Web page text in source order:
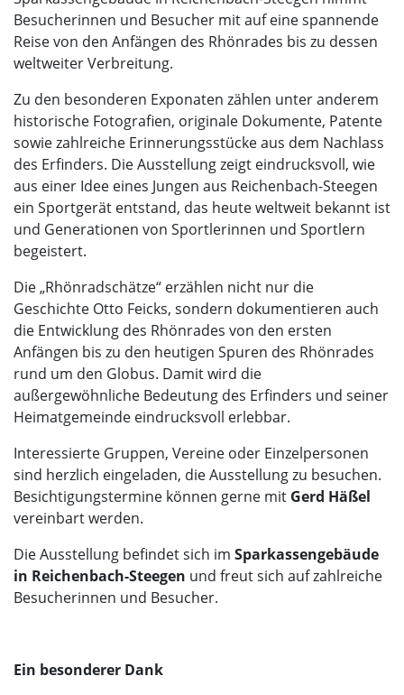
Besucherinnen und Besucher mit auf eine spannende
Reise von den Anfängen des Rhönrades bis zu dessen
weltweiter Verbreitung.
Zu den besonderen Exponaten zählen unter anderem
historische Fotografien, originale Dokumente, Patente
sowie zahlreiche Erinnerungsstücke aus dem Nachlass
des Erfinders. Die Ausstellung zeigt eindrucksvoll, wie
aus einer Idee eines Jungen aus Reichenbach-Steegen
ein Sportgerät entstand, das heute weltweit bekannt ist
und Generationen von Sportlerinnen und Sportlern
begeistert.
Die „Rhönradschätze“ erzählen nicht nur die
Geschichte Otto Feicks, sondern dokumentieren auch
die Entwicklung des Rhönrades von den ersten
Anfängen bis zu den heutigen Spuren des Rhönrades
rund um den Globus. Damit wird die
außergewöhnliche Bedeutung des Erfinders und seiner
Heimatgemeinde eindrucksvoll erlebbar.
Interessierte Gruppen, Vereine oder Einzelpersonen
sind herzlich eingeladen, die Ausstellung zu besuchen.
Besichtigungstermine können gerne mit Gerd Häßel
vereinbart werden.
Die Ausstellung befindet sich im Sparkassengebäude
in Reichenbach-Steegen und freut sich auf zahlreiche
Besucherinnen und Besucher.
Ein besonderer Dank